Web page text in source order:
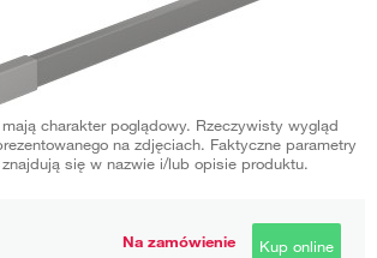
charakter poglądowy. Rzeczywisty wygląd
na zdjęciach. Faktyczne parametry
się w nazwie i/lub opisie produktu.
Na zamówienie
Kup online